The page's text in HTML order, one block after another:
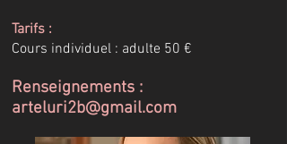
Tarifs :
Cours individuel : adulte 50 €
Renseignements :
arteluri2b@gmail.com